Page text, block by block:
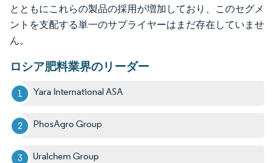
とともにこれらの製品の採用が増加しており、このセグメ
ントを支配する単一のサプライヤーはまだ存在していませ
ん。
ロシア肥料業界のリーダー
Yara International ASA
PhosAgro Group
Uralchem Group